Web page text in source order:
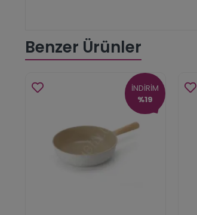
Benzer Ürünler
İNDİRİM
%19